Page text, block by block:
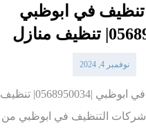
في ابوظبي
نوفمبر 4, 2024
شركة تنظيف في ابوظبي |0568950034| تنظيف
التنظيف في ابوظبي من